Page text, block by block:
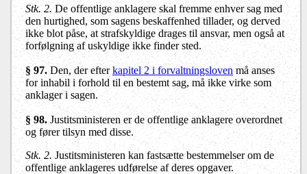
Stk. 2. De offentlige anklagere skal fremme enhver sag med
den hurtighed, som sagens beskaffenhed tillader, og derved
ikke blot påse, at strafskyldige drages til ansvar, men også at
forfølgning af uskyldige ikke finder sted.
§ 97.Den, der efterkapitel 2 i forvaltningslovenmå anses
for inhabil i forhold til en bestemt sag, må ikke virke som
anklager i sagen.
§ 98.Justitsministeren er de offentlige anklagere overordnet
og fører tilsyn med disse.
Stk. 2. Justitsministeren kan fastsætte bestemmelser om de
offentlige anklageres udførelse af deres opgaver.